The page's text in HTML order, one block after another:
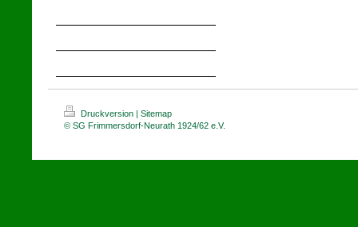
Druckversion | Sitemap
© SG Frimmersdorf-Neurath 1924/62 e.V.